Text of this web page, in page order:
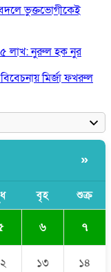
বদলে ভুক্তভোগীকেই
৫ লাখ: নুরুল হক নুর
মির্জা ফখরুল
‘আমতলীতে’
দেখেননি: এনসিপি
»
বৃহ শুক্র
৬ ৭
১৩ ১৪